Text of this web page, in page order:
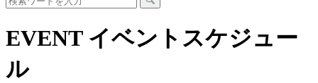
EVENT イベントスケジュー
ル